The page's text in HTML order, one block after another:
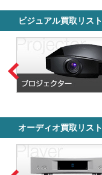
ビジュアル買取リスト
オーディオ買取リスト